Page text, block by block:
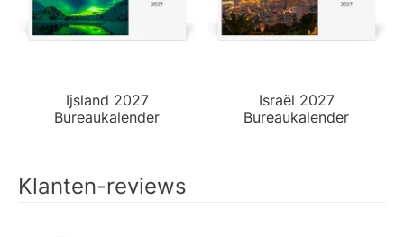
Ijsland 2027
Bureaukalender
Israël 2027
Bureaukalender
Klanten-reviews